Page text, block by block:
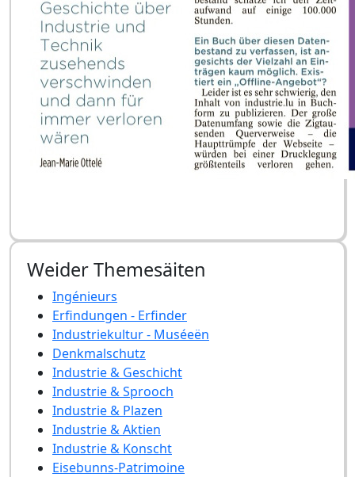
Weider Themesäiten
Ingénieurs
Erfindungen - Erfinder
Industriekultur - Muséeën
Denkmalschutz
Industrie & Geschicht
Industrie & Sprooch
Industrie & Plazen
Industrie & Aktien
Industrie & Konscht
Eisebunns-Patrimoine